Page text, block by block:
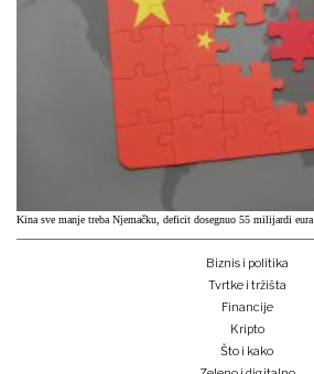
Kina sve manje treba Njemačku, deficit dosegnuo 55 milijardi eura
Biznis i politika
Tvrtke i tržišta
Financije
Kripto
Što i kako